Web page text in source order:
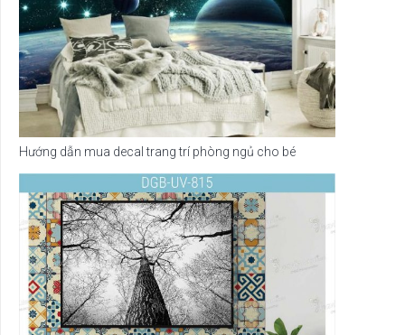
Hướng dẫn mua decal trang trí phòng ngủ cho bé